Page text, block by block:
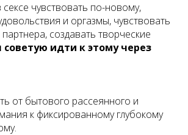
чувствовать по-новому,
и оргазмы, чувствовать
создавать творческие
советую идти к этому через
от бытового рассеянного и
к фиксированному глубокому